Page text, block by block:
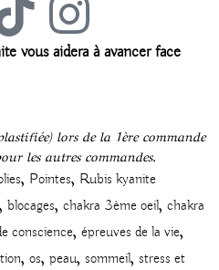
vous aidera à avancer face
lors de la 1ère commande
les autres commandes.
, Pointes, Rubis kyanite
, blocages, chakra 3ème oeil, chakra
conscience, épreuves de la vie,
, os, peau, sommeil, stress et